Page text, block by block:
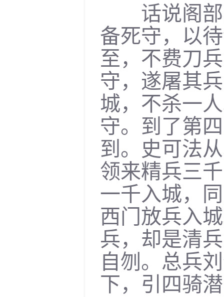
话说阁部
备死守，以
至，不费刀
守，遂屠其
城，不杀一
守。到了第
到。史可法
领来精兵三
一千入城，
西门放兵入
兵，却是清
自刎。总兵
下，引四骑